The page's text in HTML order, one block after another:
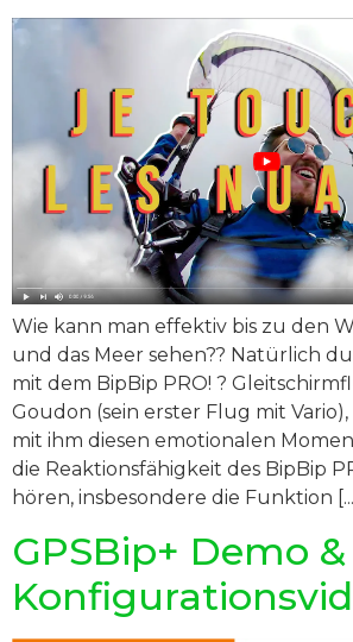
Wie kann man effektiv bis zu den
und das Meer sehen?? Natürlich
mit dem BipBip PRO! ?
Goudon (sein erster Flug mit
mit ihm diesen emotionalen
die Reaktionsfähigkeit des BipBip
hören, insbesondere die Funktion
GPSBip+ Demo &